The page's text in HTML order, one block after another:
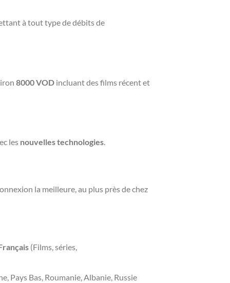
à tout type de débits de
8000 VOD incluant des films récent et
les nouvelles technologies.
la meilleure, au plus près de chez
(Films, séries,
Pays Bas, Roumanie, Albanie, Russie